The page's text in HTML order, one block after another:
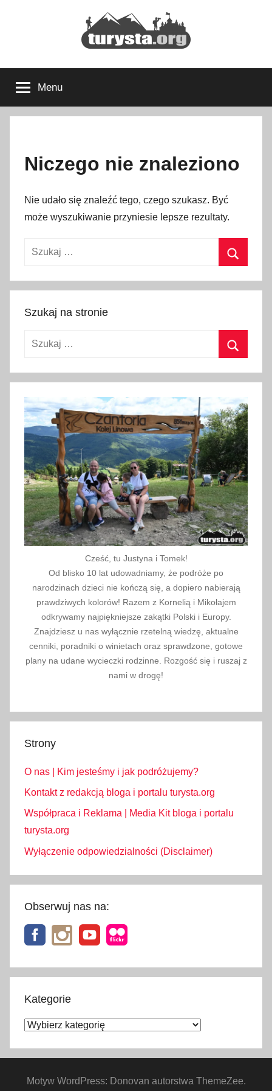
Turysta.org
podróżniczy
i
portal
Menu
Niczego nie znaleziono
Nie udało się znaleźć tego, czego szukasz. Być
może wyszukiwanie przyniesie lepsze rezultaty.
Szukaj:
Szukaj na stronie
Szukaj:
Cześć, tu Justyna i Tomek!
Od blisko 10 lat udowadniamy, że podróże po
narodzinach dzieci nie kończą się, a dopiero nabierają
prawdziwych kolorów! Razem z Kornelią i Mikołajem
odkrywamy najpiękniejsze zakątki Polski i Europy.
Znajdziesz u nas wyłącznie rzetelną wiedzę, aktualne
cenniki, poradniki o winietach oraz sprawdzone, gotowe
plany na udane wycieczki rodzinne. Rozgość się i ruszaj z
nami w drogę!
Strony
O nas | Kim jesteśmy i jak podróżujemy?
Kontakt z redakcją bloga i portalu turysta.org
Współpraca i Reklama | Media Kit bloga i portalu
turysta.org
Wyłączenie odpowiedzialności (Disclaimer)
Obserwuj nas na:
Kategorie
Kategorie
Motyw WordPress: Donovan autorstwa ThemeZee.